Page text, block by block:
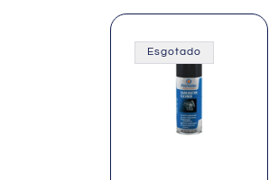
Esgotado